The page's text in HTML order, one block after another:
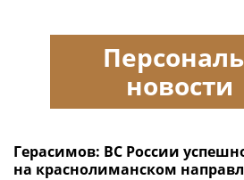
Герасимов: ВС России
на краснолиманском
новости